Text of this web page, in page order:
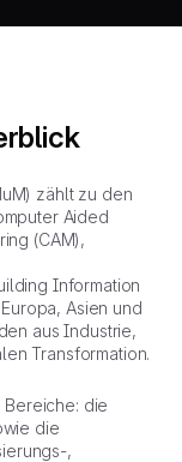
zählt zu den
Aided
(CAM),
Information
Asien und
aus Industrie,
Transformation.
die
die
,